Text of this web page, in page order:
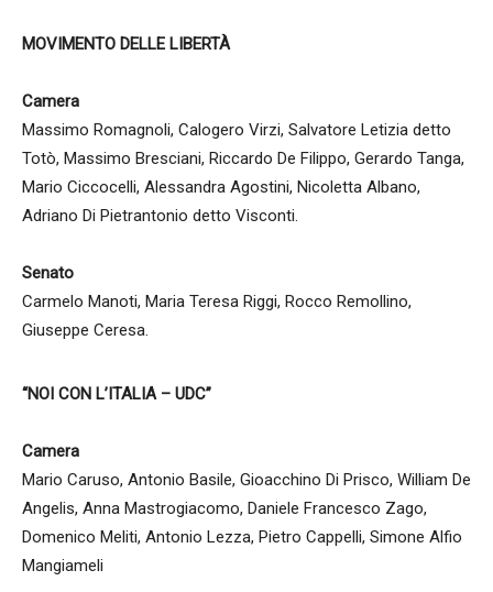
MOVIMENTO DELLE LIBERTÀ
Camera
Massimo Romagnoli, Calogero Virzi, Salvatore Letizia detto
Totò, Massimo Bresciani, Riccardo De Filippo, Gerardo Tanga,
Mario Ciccocelli, Alessandra Agostini, Nicoletta Albano,
Adriano Di Pietrantonio detto Visconti.
Senato
Carmelo Manoti, Maria Teresa Riggi, Rocco Remollino,
Giuseppe Ceresa.
“NOI CON L’ITALIA – UDC”
Camera
Mario Caruso, Antonio Basile, Gioacchino Di Prisco, William De
Angelis, Anna Mastrogiacomo, Daniele Francesco Zago,
Domenico Meliti, Antonio Lezza, Pietro Cappelli, Simone Alfio
Mangiameli